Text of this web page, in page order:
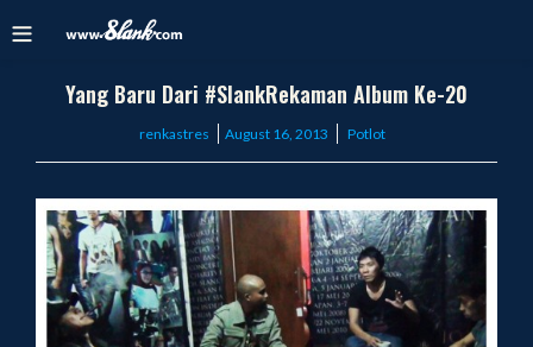
Yang Baru Dari #SlankRekaman Album Ke-20
renkastres
Posted
August 16, 2013 Potlot